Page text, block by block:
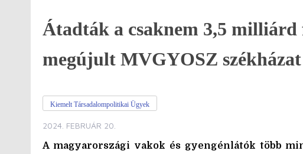
Átadták a csaknem 3,5
megújult MVGYOSZ székházat
Kiemelt Társadalompolitikai Ügyek
2024. FEBRUÁR 20.
A magyarországi vakok és gyengénlátók több